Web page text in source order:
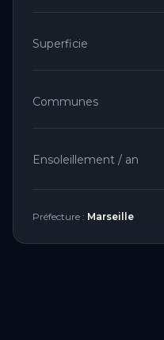
Superficie
Communes
Ensoleillement / an
Préfecture : Marseille